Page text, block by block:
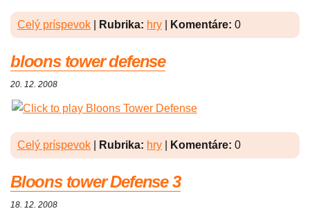
Celý príspevok Rubrika: hry Komentáre: 0
bloons tower defense
20. 12. 2008
Celý príspevok Rubrika: hry Komentáre: 0
Bloons tower Defense 3
18. 12. 2008